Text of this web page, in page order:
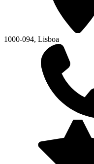
1000-094, Lisboa